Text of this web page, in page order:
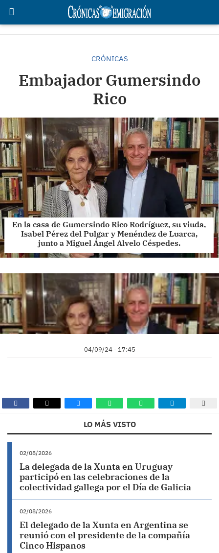
CRÓNICAS
Embajador Gumersindo
Rico
En la casa de Gumersindo Rico Rodríguez, su viuda,
Isabel Pérez del Pulgar y Menéndez de Luarca,
junto a Miguel Ángel Alvelo Céspedes.
04/09/24 - 17:45
LO MÁS VISTO
02/08/2026
La delegada de la Xunta en Uruguay
participó en las celebraciones de la
colectividad gallega por el Día de Galicia
02/08/2026
El delegado de la Xunta en Argentina se
reunió con el presidente de la compañía
Cinco Hispanos